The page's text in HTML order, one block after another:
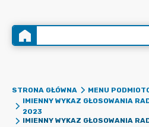
STRONA GŁÓWNA MENU
IMIENNY WYKAZ GŁOSOWANIA
2023